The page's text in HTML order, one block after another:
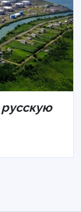
русскую